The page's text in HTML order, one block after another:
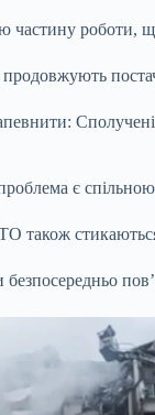
частину роботи,
є спільною
також